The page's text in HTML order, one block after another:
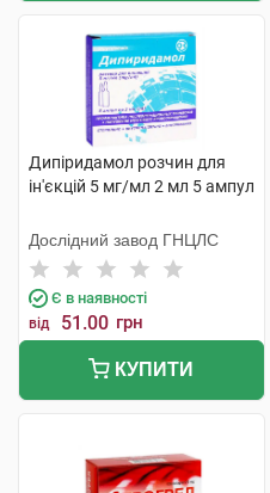
Дипіридамол розчин для
ін'єкцій 5 мг/мл 2 мл 5 ампул
Дослідний завод ГНЦЛС
Є в наявності
від 51.00 грн
КУПИТИ